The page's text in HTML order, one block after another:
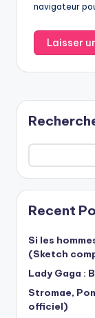
navigateur
Recent
Si les
(Sketch
Lady Gaga :
Stromae,
officiel)